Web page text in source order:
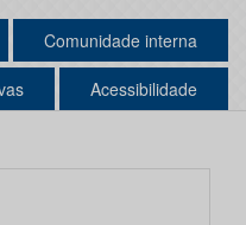
Comunidade interna
Acessibilidade